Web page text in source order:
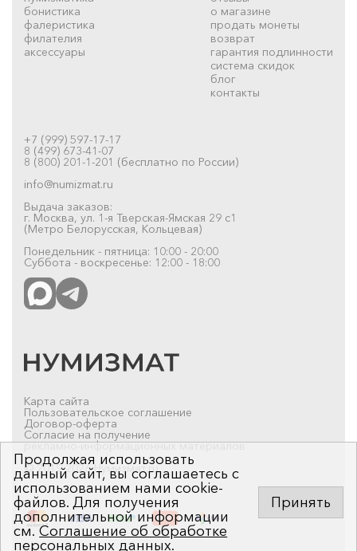
бонистика
фалеристика
филателия
аксессуары
о магазине
продать монеты
возврат
гарантия подлинности
система скидок
блог
контакты
+7 (999) 597-17-17
8 (499) 673-41-07
8 (800) 201-1-201 (бесплатно по России)
info@numizmat.ru
Выдача заказов:
г. Москва, ул. 1-я Тверская-Ямская 29 с1
(Метро Белорусская, Кольцевая)
Понедельник - пятница: 10:00 - 20:00
Суббота - воскресенье: 12:00 - 18:00
Карта сайта
Пользовательское соглашение
Договор-оферта
Согласие на получение
рекламно-информационных материалов
© 2019-2026 Нумизмат.ru
Продолжая использовать
данный сайт, вы соглашаетесь с
использованием нами cookie-
файлов. Для получения
дополнительной информации
см.Соглашение об обработке
персональных данных.
Принять